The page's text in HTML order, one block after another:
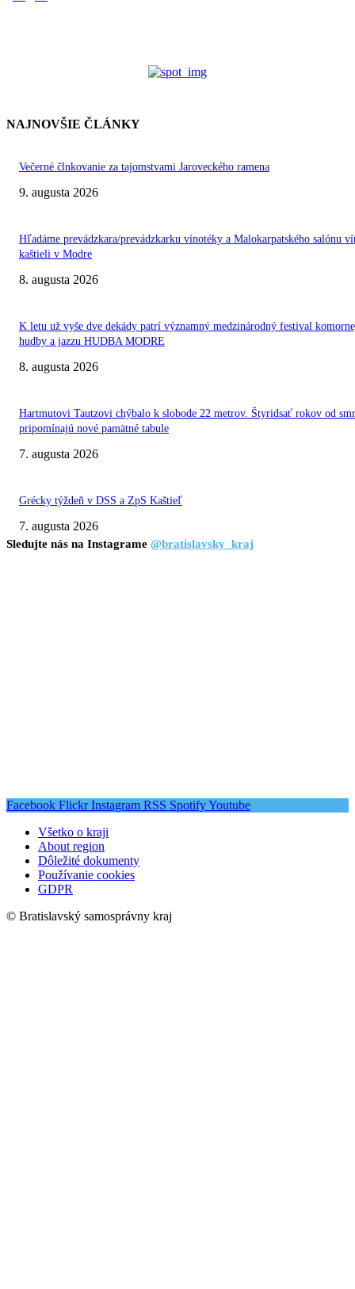
NAJNOVŠIE ČLÁNKY
Večerné člnkovanie za tajomstvami Jaroveckého ramena
9. augusta 2026
Hľadáme prevádzkara/prevádzkarku vínotéky a Malokarpatského salónu
kaštieli v Modre
8. augusta 2026
K letu už vyše dve dekády patrí významný medzinárodný festival
hudby a jazzu HUDBA MODRE
8. augusta 2026
Hartmutovi Tautzovi chýbalo k slobode 22 metrov. Štyridsať rokov od
pripomínajú nové pamätné tabule
7. augusta 2026
Grécky týždeň v DSS a ZpS Kaštieľ
7. augusta 2026
Sledujte nás na Instagrame @bratislavsky_kraj
Facebook Flickr Instagram RSS SpotifyYoutube
Všetko o kraji
About region
Dôležité dokumenty
Používanie cookies
GDPR
© Bratislavský samosprávny kraj